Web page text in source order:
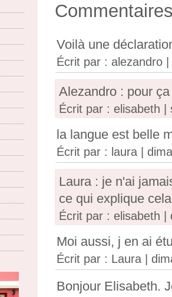
Voilà une
Écrit par : alezandro
Alezandro : pour
Écrit par : elisabeth |
la langue est belle
Écrit par : laura |
Laura : je n'ai
ce qui explique
Écrit par : elisabeth |
Moi aussi, j en ai
Écrit par : Laura |
Bonjour Elisabeth.